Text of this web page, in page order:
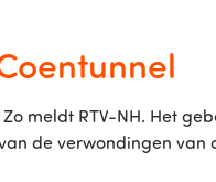
meldt RTV-NH. Het
de verwondingen